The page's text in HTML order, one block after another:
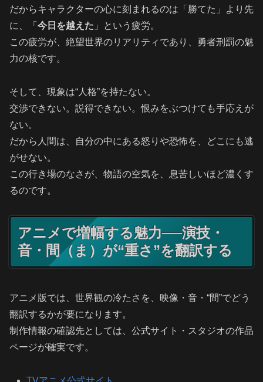
だからキャラクターの心に刻まれるのは「勝てた」より先
に、「 今日を越えた 」という疲労。
この疲労が、絶望世界のリアリティであり、勇者刑罰の魅
力の核です。
そして、現象は“人格”を持たない。
交渉できない。説得できない。恨みをぶつけても手応えが
ない。
だから人間は、自分の中にある怒りや恐怖を、どこにも逃
がせない。
この行き場のなさが、物語の空気を、息苦しいほど濃くす
るのです。
アニメで増幅する魅力──演技・
音・間（ま）が“重さ”を翻訳する
アニメ版では、世界観の冷たさを、映像・音・“間”でどう
翻訳するかが要になります。
制作情報の確認先としては、公式サイト・スタジオの作品
ページが確実です。